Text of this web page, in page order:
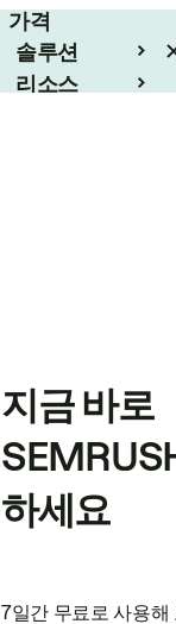
가격
솔루션
리소스
지금 바로
하세요
7일간 무료로 사용해